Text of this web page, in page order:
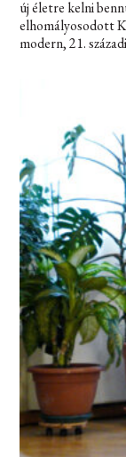
új életre kelni
elhomályosodott
modern, 21.